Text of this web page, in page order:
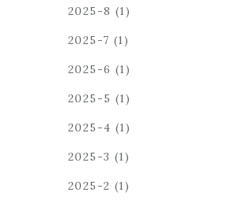
2025-8 (1)
2025-7 (1)
2025-6 (1)
2025-5 (1)
2025-4 (1)
2025-3 (1)
2025-2 (1)